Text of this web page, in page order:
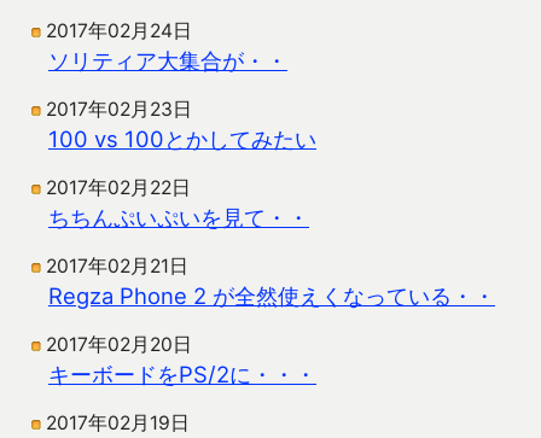
2017年02月24日
ソリティア大集合が・・
2017年02月23日
100 vs 100とかしてみたい
2017年02月22日
ちちんぷいぷいを見て・・
2017年02月21日
Regza Phone 2 が全然使えくなっている・・
2017年02月20日
キーボードをPS/2に・・・
2017年02月19日